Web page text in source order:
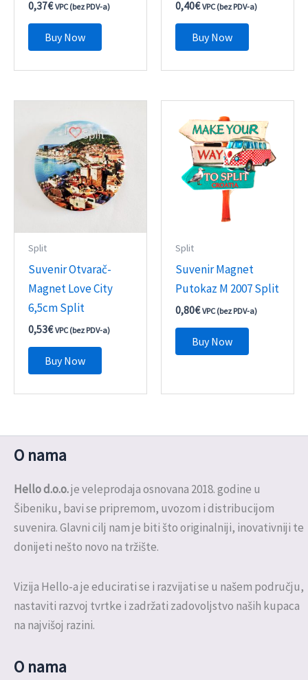
0,37€ VPC (bez PDV-a)
Buy Now
0,40€ VPC (bez PDV-a)
Buy Now
Split
Suvenir Otvarač-
Magnet Love City
6,5cm Split
0,53€ VPC (bez PDV-a)
Buy Now
Split
Suvenir Magnet
Putokaz M 2007 Split
0,80€ VPC (bez PDV-a)
Buy Now
O nama
Hello d.o.o.je veleprodaja osnovana 2018. godine u
Šibeniku, bavi se pripremom, uvozom i distribucijom
suvenira. Glavni cilj nam je biti što originalniji, inovativniji te
donijeti nešto novo na tržište.
Vizija Hello-a je educirati se i razvijati se u našem području,
nastaviti razvoj tvrtke i zadržati zadovoljstvo naših kupaca
na najvišoj razini.
O nama